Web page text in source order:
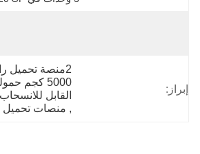
إبراز:
2منصة تحميل رافعة عرضها 2 متر
القابل للانسحاب
, منصات تحميل